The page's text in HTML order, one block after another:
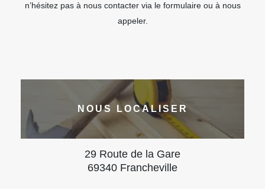
n’hésitez pas à nous contacter via le formulaire ou à nous
appeler.
NOUS LOCALISER
29 Route de la Gare
69340 Francheville